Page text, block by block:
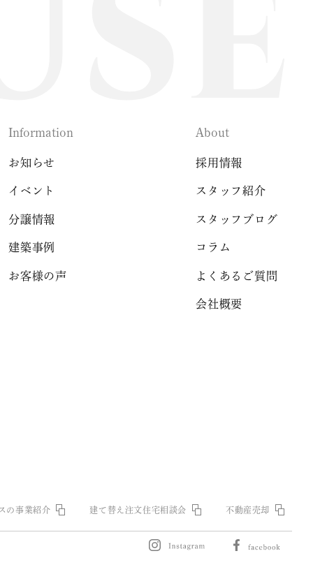
Information
お知らせ
イベント
分譲情報
建築事例
お客様の声
About
採用情報
スタッフ紹介
スタッフブログ
コラム
よくあるご質問
会社概要
の事業紹介 建て替え注文住宅相談会 不動産売却